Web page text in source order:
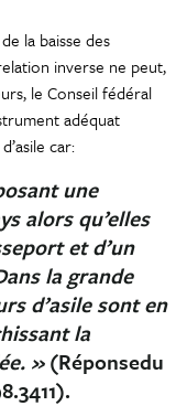
la baisse des
inverse ne peut,
le Conseil fédéral
adéquat
car:
une
alors qu’elles
et d’un
la grande
d’asile sont en
la
»(Réponsedu